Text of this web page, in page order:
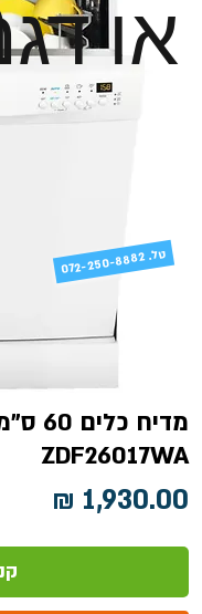
או
ZDF26017WA
072-250-8882 .טל